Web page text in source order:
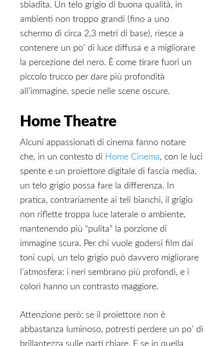
sbiadita. Un telo grigio di buona qualità, in
ambienti non troppo grandi (fino a uno
schermo di circa 2,3 metri di base), riesce a
contenere un po’ di luce diffusa e a migliorare
la percezione del nero. È come tirare fuori un
piccolo trucco per dare più profondità
all’immagine, specie nelle scene oscure.
Home Theatre
Alcuni appassionati di cinema fanno notare
che, in un contesto di Home Cinema, con le luci
spente e un proiettore digitale di fascia media,
un telo grigio possa fare la differenza. In
pratica, contrariamente ai teli bianchi, il grigio
non riflette troppa luce laterale o ambiente,
mantenendo più “pulita” la porzione di
immagine scura. Per chi vuole godersi film dai
toni cupi, un telo grigio può davvero migliorare
l’atmosfera: i neri sembrano più profondi, e i
colori hanno un contrasto maggiore.
Attenzione però: se il proiettore non è
abbastanza luminoso, potresti perdere un po’ di
brillantezza sulle parti chiare. E se in quella